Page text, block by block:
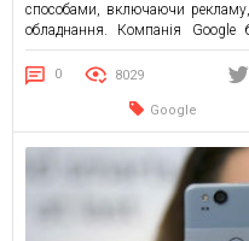
способами, включаючи
обладнання. Компанія
Каліфорнія, в 1998 Ларрі
належить материнській
0 8029
Google